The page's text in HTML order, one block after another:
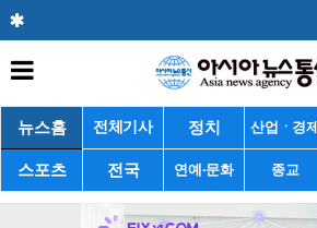
뉴스홈 전체기사 정치 산업ㆍ경제
스포츠 전국 연예·문화 종교